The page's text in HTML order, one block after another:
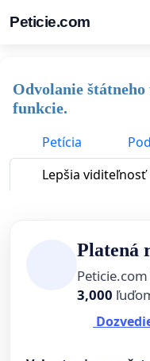
Peticie.com
Odvolanie
funkcie.
Petícia
Lepšia viditeľnosť
Platená
3,000